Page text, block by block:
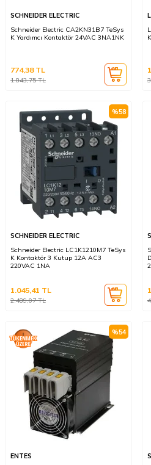
SCHNEIDER ELECTRIC
Schneider Electric CA2KN31B7 TeSys
K Yardımcı Kontaktör 24VAC 3NA1NK
1.843,75TL
774,38TL
%58
SCHNEIDER ELECTRIC
Schneider Electric LC1K1210M7 TeSys
K Kontaktör 3 Kutup 12A AC3
220VAC 1NA
2.489,07TL
1.045,41 TL
%54
ENTES